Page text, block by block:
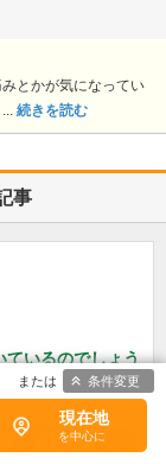
とかが気になってい
続きを読む
事
いるのでしょう
現在地
条件変更